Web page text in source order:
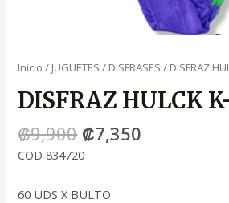
Inicio / JUGUETES / DISFRASES / DISFRAZ
DISFRAZ HULCK
₡9,900 ₡7,350
COD 834720
60 UDS X BULTO